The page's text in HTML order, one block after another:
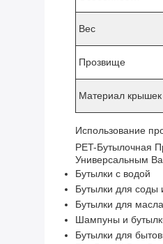
Вес
Прозвище
Материал крышек
Использование
PET-Бутылочная
Универсальным
Бутылки с водой
Бутылки для соды
Бутылки для масла
Шампуны и
Бутылки для